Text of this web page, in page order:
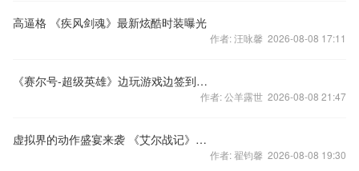
高逼格 《疾风剑魂》最新炫酷时装曝光
作者: 汪咏馨 2026-08-08 17:11
《赛尔号-超级英雄》边玩游戏边签到，精美好礼送不停~
作者: 公羊露世 2026-08-08 21:47
虚拟界的动作盛宴来袭 《艾尔战记》正式登陆最火热的二次元社区
作者: 翟钧馨 2026-08-08 19:30